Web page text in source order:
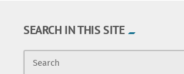
SEARCH IN THIS SITE
Search